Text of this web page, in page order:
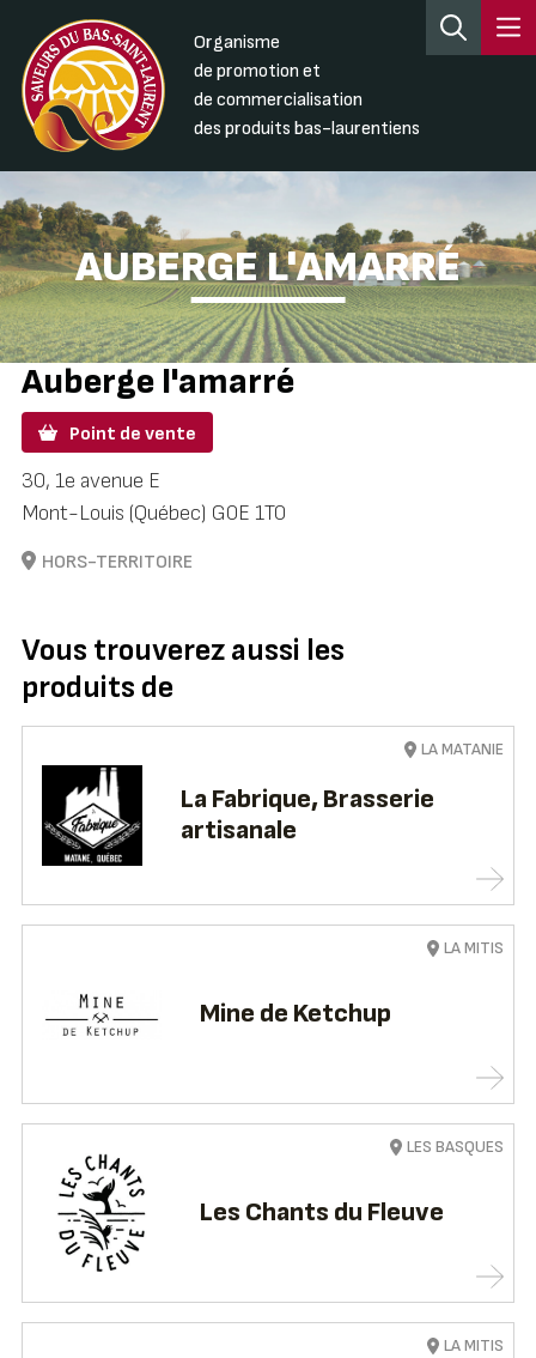
Organisme
de promotion et
de commercialisation
des produits bas-laurentiens
AUBERGE L'AMARRÉ
Auberge l'amarré
Point de vente
30, 1e avenue E
Mont-Louis (Québec) G0E 1T0
HORS-TERRITOIRE
Vous trouverez aussi les
produits de
La Fabrique, Brasserie
artisanale
LA MATANIE
Mine de Ketchup
LA MITIS
Les Chants du Fleuve
LES BASQUES
LA MITIS